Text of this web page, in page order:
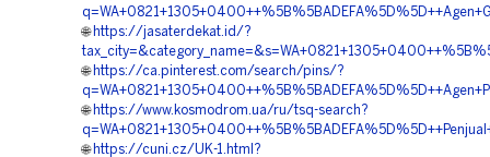
🌐 https://jasaterdekat.id/?
🌐 https://ca.pinterest.com/search/pins/?
🌐 https://www.kosmodrom.ua/ru/tsq-search?
🌐 https://cuni.cz/UK-1.html?